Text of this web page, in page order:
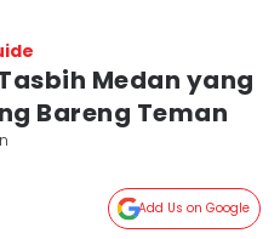
Medan yang
Bareng Teman
Add Us on Google